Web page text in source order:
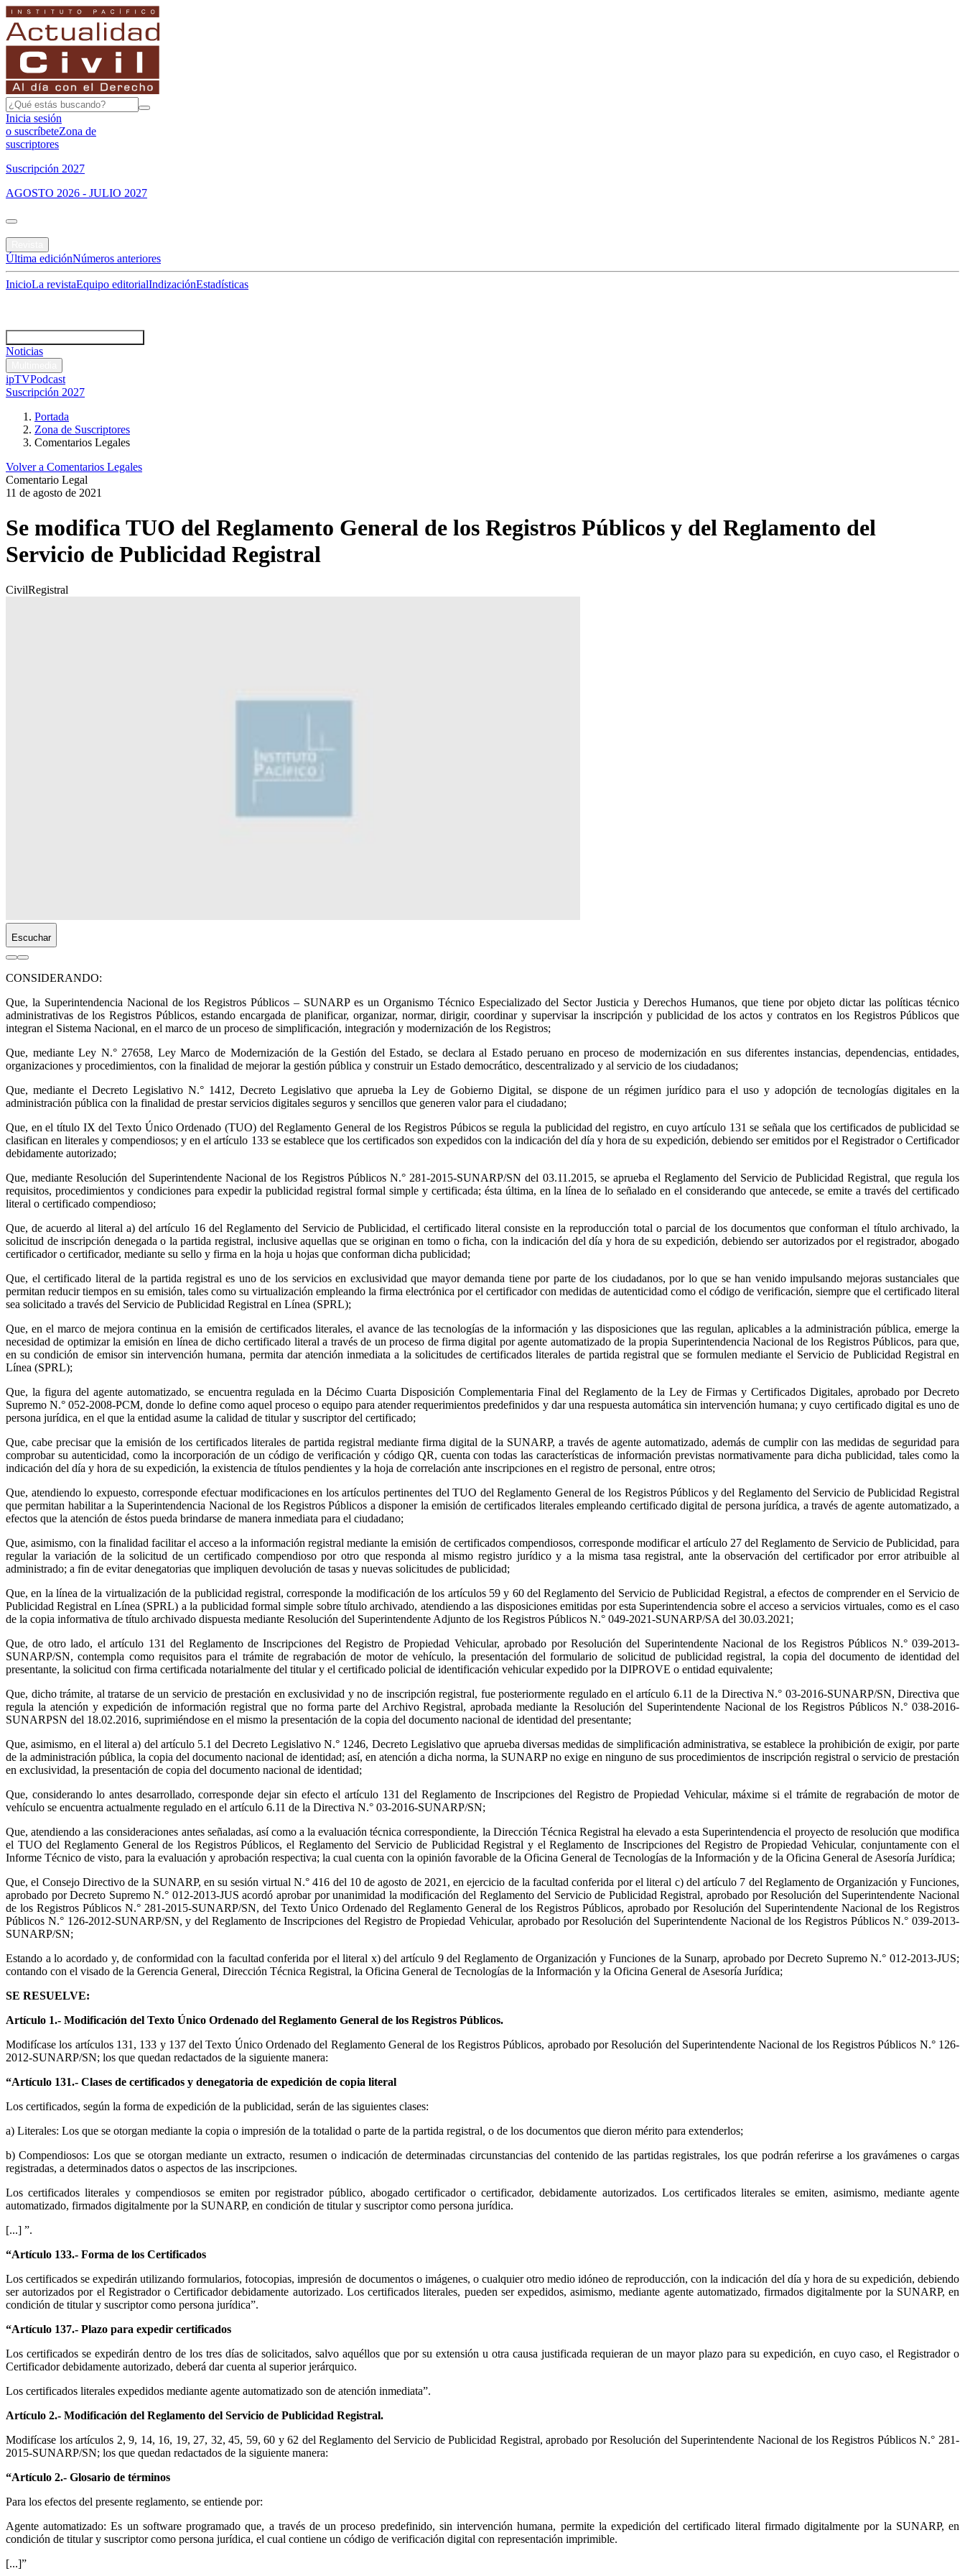
Inicia sesión
o suscríbeteZona de
suscriptores
Suscripción 2027
AGOSTO 2026 - JULIO 2027
Última ediciónNúmeros anteriores
InicioLa revistaEquipo editorialIndizaciónEstadísticas
Noticias
ipTVPodcast
Suscripción 2027
Portada
Zona de Suscriptores
Comentarios Legales
Volver a Comentarios Legales
Comentario Legal
11 de agosto de 2021
Se modifica TUO del Reglamento General de los Registros Públicos y del Reglamento del
Servicio de Publicidad Registral
CivilRegistral
Escuchar
CONSIDERANDO:
Que, la Superintendencia Nacional de los Registros Públicos – SUNARP es un Organismo Técnico Especializado del Sector Justicia y Derechos Humanos, que tiene por objeto dictar las políticas técnico
administrativas de los Registros Públicos, estando encargada de planificar, organizar, normar, dirigir, coordinar y supervisar la inscripción y publicidad de los actos y contratos en los Registros Públicos que
integran el Sistema Nacional, en el marco de un proceso de simplificación, integración y modernización de los Registros;
Que, mediante Ley N.° 27658, Ley Marco de Modernización de la Gestión del Estado, se declara al Estado peruano en proceso de modernización en sus diferentes instancias, dependencias, entidades,
organizaciones y procedimientos, con la finalidad de mejorar la gestión pública y construir un Estado democrático, descentralizado y al servicio de los ciudadanos;
Que, mediante el Decreto Legislativo N.° 1412, Decreto Legislativo que aprueba la Ley de Gobierno Digital, se dispone de un régimen jurídico para el uso y adopción de tecnologías digitales en la
administración pública con la finalidad de prestar servicios digitales seguros y sencillos que generen valor para el ciudadano;
Que, en el título IX del Texto Único Ordenado (TUO) del Reglamento General de los Registros Púbicos se regula la publicidad del registro, en cuyo artículo 131 se señala que los certificados de publicidad se
clasifican en literales y compendiosos; y en el artículo 133 se establece que los certificados son expedidos con la indicación del día y hora de su expedición, debiendo ser emitidos por el Registrador o Certificador
debidamente autorizado;
Que, mediante Resolución del Superintendente Nacional de los Registros Públicos N.° 281-2015-SUNARP/SN del 03.11.2015, se aprueba el Reglamento del Servicio de Publicidad Registral, que regula los
requisitos, procedimientos y condiciones para expedir la publicidad registral formal simple y certificada; ésta última, en la línea de lo señalado en el considerando que antecede, se emite a través del certificado
literal o certificado compendioso;
Que, de acuerdo al literal a) del artículo 16 del Reglamento del Servicio de Publicidad, el certificado literal consiste en la reproducción total o parcial de los documentos que conforman el título archivado, la
solicitud de inscripción denegada o la partida registral, inclusive aquellas que se originan en tomo o ficha, con la indicación del día y hora de su expedición, debiendo ser autorizados por el registrador, abogado
certificador o certificador, mediante su sello y firma en la hoja u hojas que conforman dicha publicidad;
Que, el certificado literal de la partida registral es uno de los servicios en exclusividad que mayor demanda tiene por parte de los ciudadanos, por lo que se han venido impulsando mejoras sustanciales que
permitan reducir tiempos en su emisión, tales como su virtualización empleando la firma electrónica por el certificador con medidas de autenticidad como el código de verificación, siempre que el certificado literal
sea solicitado a través del Servicio de Publicidad Registral en Línea (SPRL);
Que, en el marco de mejora continua en la emisión de certificados literales, el avance de las tecnologías de la información y las disposiciones que las regulan, aplicables a la administración pública, emerge la
necesidad de optimizar la emisión en línea de dicho certificado literal a través de un proceso de firma digital por agente automatizado de la propia Superintendencia Nacional de los Registros Públicos, para que,
en su condición de emisor sin intervención humana, permita dar atención inmediata a la solicitudes de certificados literales de partida registral que se formulen mediante el Servicio de Publicidad Registral en
Línea (SPRL);
Que, la figura del agente automatizado, se encuentra regulada en la Décimo Cuarta Disposición Complementaria Final del Reglamento de la Ley de Firmas y Certificados Digitales, aprobado por Decreto
Supremo N.° 052-2008-PCM, donde lo define como aquel proceso o equipo para atender requerimientos predefinidos y dar una respuesta automática sin intervención humana; y cuyo certificado digital es uno de
persona jurídica, en el que la entidad asume la calidad de titular y suscriptor del certificado;
Que, cabe precisar que la emisión de los certificados literales de partida registral mediante firma digital de la SUNARP, a través de agente automatizado, además de cumplir con las medidas de seguridad para
comprobar su autenticidad, como la incorporación de un código de verificación y código QR, cuenta con todas las características de información previstas normativamente para dicha publicidad, tales como la
indicación del día y hora de su expedición, la existencia de títulos pendientes y la hoja de correlación ante inscripciones en el registro de personal, entre otros;
Que, atendiendo lo expuesto, corresponde efectuar modificaciones en los artículos pertinentes del TUO del Reglamento General de los Registros Públicos y del Reglamento del Servicio de Publicidad Registral
que permitan habilitar a la Superintendencia Nacional de los Registros Públicos a disponer la emisión de certificados literales empleando certificado digital de persona jurídica, a través de agente automatizado, a
efectos que la atención de éstos pueda brindarse de manera inmediata para el ciudadano;
Que, asimismo, con la finalidad facilitar el acceso a la información registral mediante la emisión de certificados compendiosos, corresponde modificar el artículo 27 del Reglamento de Servicio de Publicidad, para
regular la variación de la solicitud de un certificado compendioso por otro que responda al mismo registro jurídico y a la misma tasa registral, ante la observación del certificador por error atribuible al
administrado; a fin de evitar denegatorias que impliquen devolución de tasas y nuevas solicitudes de publicidad;
Que, en la línea de la virtualización de la publicidad registral, corresponde la modificación de los artículos 59 y 60 del Reglamento del Servicio de Publicidad Registral, a efectos de comprender en el Servicio de
Publicidad Registral en Línea (SPRL) a la publicidad formal simple sobre título archivado, atendiendo a las disposiciones emitidas por esta Superintendencia sobre el acceso a servicios virtuales, como es el caso
de la copia informativa de título archivado dispuesta mediante Resolución del Superintendente Adjunto de los Registros Públicos N.° 049-2021-SUNARP/SA del 30.03.2021;
Que, de otro lado, el artículo 131 del Reglamento de Inscripciones del Registro de Propiedad Vehicular, aprobado por Resolución del Superintendente Nacional de los Registros Públicos N.° 039-2013-
SUNARP/SN, contempla como requisitos para el trámite de regrabación de motor de vehículo, la presentación del formulario de solicitud de publicidad registral, la copia del documento de identidad del
presentante, la solicitud con firma certificada notarialmente del titular y el certificado policial de identificación vehicular expedido por la DIPROVE o entidad equivalente;
Que, dicho trámite, al tratarse de un servicio de prestación en exclusividad y no de inscripción registral, fue posteriormente regulado en el artículo 6.11 de la Directiva N.° 03-2016-SUNARP/SN, Directiva que
regula la atención y expedición de información registral que no forma parte del Archivo Registral, aprobada mediante la Resolución del Superintendente Nacional de los Registros Públicos N.° 038-2016-
SUNARPSN del 18.02.2016, suprimiéndose en el mismo la presentación de la copia del documento nacional de identidad del presentante;
Que, asimismo, en el literal a) del artículo 5.1 del Decreto Legislativo N.° 1246, Decreto Legislativo que aprueba diversas medidas de simplificación administrativa, se establece la prohibición de exigir, por parte
de la administración pública, la copia del documento nacional de identidad; así, en atención a dicha norma, la SUNARP no exige en ninguno de sus procedimientos de inscripción registral o servicio de prestación
en exclusividad, la presentación de copia del documento nacional de identidad;
Que, considerando lo antes desarrollado, corresponde dejar sin efecto el artículo 131 del Reglamento de Inscripciones del Registro de Propiedad Vehicular, máxime si el trámite de regrabación de motor de
vehículo se encuentra actualmente regulado en el artículo 6.11 de la Directiva N.° 03-2016-SUNARP/SN;
Que, atendiendo a las consideraciones antes señaladas, así como a la evaluación técnica correspondiente, la Dirección Técnica Registral ha elevado a esta Superintendencia el proyecto de resolución que modifica
el TUO del Reglamento General de los Registros Públicos, el Reglamento del Servicio de Publicidad Registral y el Reglamento de Inscripciones del Registro de Propiedad Vehicular, conjuntamente con el
Informe Técnico de visto, para la evaluación y aprobación respectiva; la cual cuenta con la opinión favorable de la Oficina General de Tecnologías de la Información y de la Oficina General de Asesoría Jurídica;
Que, el Consejo Directivo de la SUNARP, en su sesión virtual N.° 416 del 10 de agosto de 2021, en ejercicio de la facultad conferida por el literal c) del artículo 7 del Reglamento de Organización y Funciones,
aprobado por Decreto Supremo N.° 012-2013-JUS acordó aprobar por unanimidad la modificación del Reglamento del Servicio de Publicidad Registral, aprobado por Resolución del Superintendente Nacional
de los Registros Públicos N.° 281-2015-SUNARP/SN, del Texto Único Ordenado del Reglamento General de los Registros Públicos, aprobado por Resolución del Superintendente Nacional de los Registros
Públicos N.° 126-2012-SUNARP/SN, y del Reglamento de Inscripciones del Registro de Propiedad Vehicular, aprobado por Resolución del Superintendente Nacional de los Registros Públicos N.° 039-2013-
SUNARP/SN;
Estando a lo acordado y, de conformidad con la facultad conferida por el literal x) del artículo 9 del Reglamento de Organización y Funciones de la Sunarp, aprobado por Decreto Supremo N.° 012-2013-JUS;
contando con el visado de la Gerencia General, Dirección Técnica Registral, la Oficina General de Tecnologías de la Información y la Oficina General de Asesoría Jurídica;
SE RESUELVE:
Artículo 1.- Modificación del Texto Único Ordenado del Reglamento General de los Registros Públicos.
Modifícase los artículos 131, 133 y 137 del Texto Único Ordenado del Reglamento General de los Registros Públicos, aprobado por Resolución del Superintendente Nacional de los Registros Públicos N.° 126-
2012-SUNARP/SN; los que quedan redactados de la siguiente manera:
“Artículo 131.- Clases de certificados y denegatoria de expedición de copia literal
Los certificados, según la forma de expedición de la publicidad, serán de las siguientes clases:
a) Literales: Los que se otorgan mediante la copia o impresión de la totalidad o parte de la partida registral, o de los documentos que dieron mérito para extenderlos;
b) Compendiosos: Los que se otorgan mediante un extracto, resumen o indicación de determinadas circunstancias del contenido de las partidas registrales, los que podrán referirse a los gravámenes o cargas
registradas, a determinados datos o aspectos de las inscripciones.
Los certificados literales y compendiosos se emiten por registrador público, abogado certificador o certificador, debidamente autorizados. Los certificados literales se emiten, asimismo, mediante agente
automatizado, firmados digitalmente por la SUNARP, en condición de titular y suscriptor como persona jurídica.
[...] ”.
“Artículo 133.- Forma de los Certificados
Los certificados se expedirán utilizando formularios, fotocopias, impresión de documentos o imágenes, o cualquier otro medio idóneo de reproducción, con la indicación del día y hora de su expedición, debiendo
ser autorizados por el Registrador o Certificador debidamente autorizado. Los certificados literales, pueden ser expedidos, asimismo, mediante agente automatizado, firmados digitalmente por la SUNARP, en
condición de titular y suscriptor como persona jurídica”.
“Artículo 137.- Plazo para expedir certificados
Los certificados se expedirán dentro de los tres días de solicitados, salvo aquéllos que por su extensión u otra causa justificada requieran de un mayor plazo para su expedición, en cuyo caso, el Registrador o
Certificador debidamente autorizado, deberá dar cuenta al superior jerárquico.
Los certificados literales expedidos mediante agente automatizado son de atención inmediata”.
Artículo 2.- Modificación del Reglamento del Servicio de Publicidad Registral.
Modifícase los artículos 2, 9, 14, 16, 19, 27, 32, 45, 59, 60 y 62 del Reglamento del Servicio de Publicidad Registral, aprobado por Resolución del Superintendente Nacional de los Registros Públicos N.° 281-
2015-SUNARP/SN; los que quedan redactados de la siguiente manera:
“Artículo 2.- Glosario de términos
Para los efectos del presente reglamento, se entiende por:
Agente automatizado: Es un software programado que, a través de un proceso predefinido, sin intervención humana, permite la expedición del certificado literal firmado digitalmente por la SUNARP, en
condición de titular y suscriptor como persona jurídica, el cual contiene un código de verificación digital con representación imprimible.
[...]”